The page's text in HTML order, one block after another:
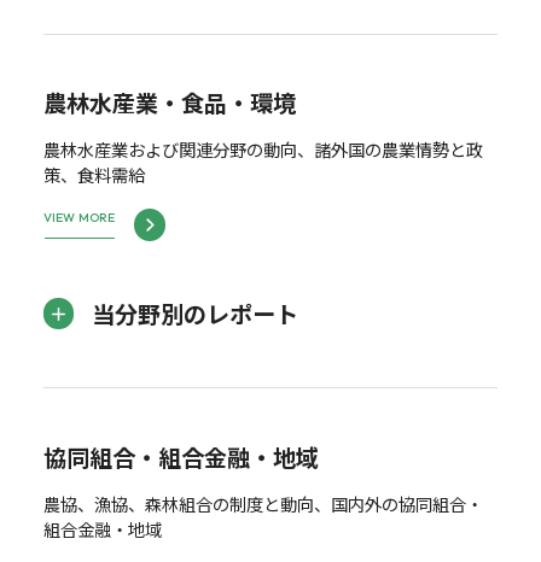
農林水産業・食品・環境
農林水産業および関連分野の動向、諸外国の農業情勢と政
策、食料需給
VIEW MORE
当分野別のレポート
協同組合・組合金融・地域
農協、漁協、森林組合の制度と動向、国内外の協同組合・
組合金融・地域